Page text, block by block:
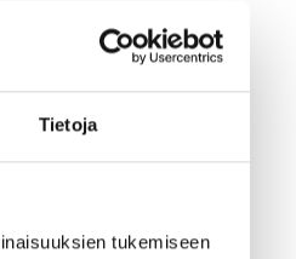
Tietoja
tukemiseen